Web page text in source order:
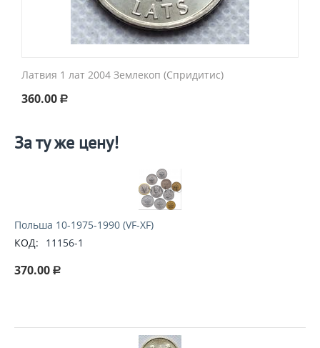
Латвия 1 лат 2004 Землекоп (Спридитис)
360.00 Р
За ту же цену!
Польша 10-1975-1990 (VF-XF)
КОД:
11156-1
370.00 Р